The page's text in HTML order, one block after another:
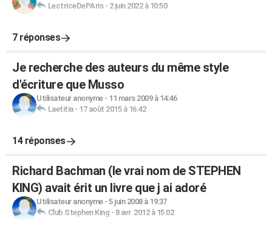
LectriceDePAris- 2 juin 2022 à 10:50
7 réponses
Je recherche des auteurs du même style
d'écriture que Musso
Utilisateur anonyme- 11 mars 2009 à 14:46
Laetitia- 17 août 2015 à 16:42
14 réponses
Richard Bachman (le vrai nom de STEPHEN
KING) avait érit un livre que j ai adoré
Utilisateur anonyme- 5 juin 2008 à 19:37
Club Stephen King - 8 avr. 2012 à 15:02